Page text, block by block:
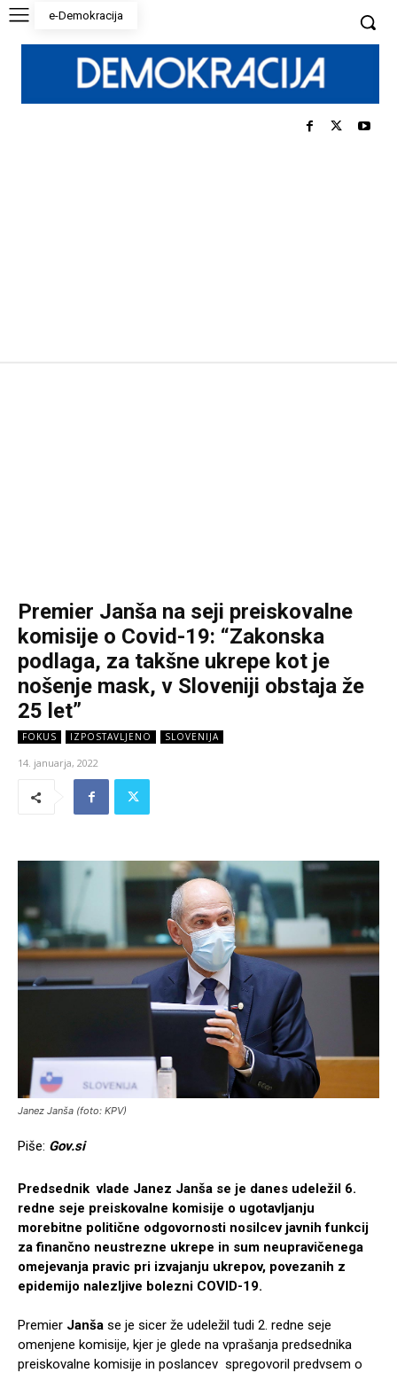
e-Demokracija
Premier Janša na seji preiskovalne
komisije o Covid-19: “Zakonska
podlaga, za takšne ukrepe kot je
nošenje mask, v Sloveniji obstaja že
25 let”
FOKUS IZPOSTAVLJENO SLOVENIJA
14. januarja, 2022
Janez Janša (foto: KPV)
Piše: Gov.si
Predsednik vlade Janez Janša se je danes udeležil 6.
redne seje preiskovalne komisije o ugotavljanju
morebitne politične odgovornosti nosilcev javnih funkcij
za finančno neustrezne ukrepe in sum neupravičenega
omejevanja pravic pri izvajanju ukrepov, povezanih z
epidemijo nalezljive bolezni COVID-19.
Premier Janša se je sicer že udeležil tudi 2. redne seje
omenjene komisije, kjer je glede na vprašanja predsednika
preiskovalne komisije in poslancev spregovoril predvsem o